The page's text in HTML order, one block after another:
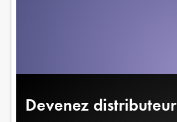
Devenez distributeur